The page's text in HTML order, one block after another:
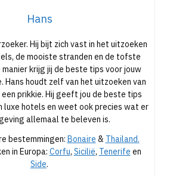
Hans
Hij bijt zich vast in het uitzoeken
de mooiste stranden en de tofste
manier krijg jij de beste tips voor jouw
Hans houdt zelf van het uitzoeken van
prikkie. Hij geeft jou de beste tips
luxe hotels en weet ook precies wat er
allemaal te beleven is.
bestemmingen: Bonaire & Thailand.
in Europa: Corfu, Sicilië, Tenerife en
Side.